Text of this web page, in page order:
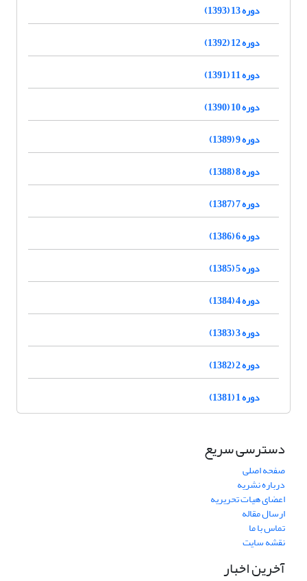
دوره 13 (1393)
دوره 12 (1392)
دوره 11 (1391)
دوره 10 (1390)
دوره 9 (1389)
دوره 8 (1388)
دوره 7 (1387)
دوره 6 (1386)
دوره 5 (1385)
دوره 4 (1384)
دوره 3 (1383)
دوره 2 (1382)
دوره 1 (1381)
دسترسی سریع
صفحه اصلی
درباره نشریه
اعضای هیات تحریریه
ارسال مقاله
تماس با ما
نقشه سایت
آخرین اخبار